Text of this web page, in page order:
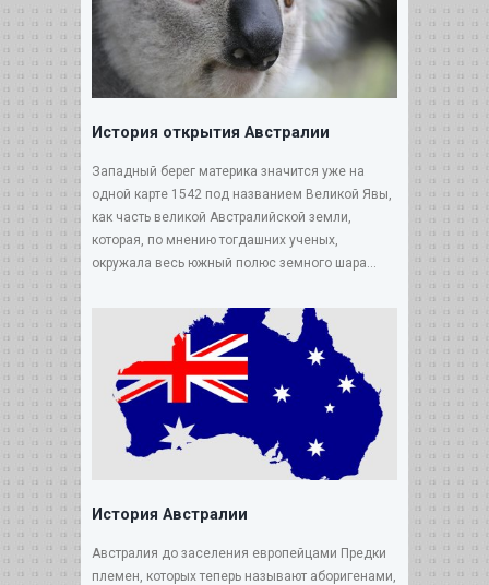
История открытия Австралии
Западный берег материка значится уже на
одной карте 1542 под названием Великой Явы,
как часть великой Австралийской земли,
которая, по мнению тогдашних ученых,
окружала весь южный полюс земного шара...
История Австралии
Австралия до заселения европейцами Предки
племен, которых теперь называют аборигенами,